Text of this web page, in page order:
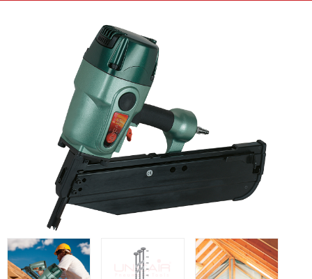
Liste des marques et produits du groupe Disber
UNICAIR @FRA
WOODMAN @FRA
WOODMAN PROFESIONAL @FRA
BRICO OK @FRA
FREEMAN @FRA
Offres et Opportunités